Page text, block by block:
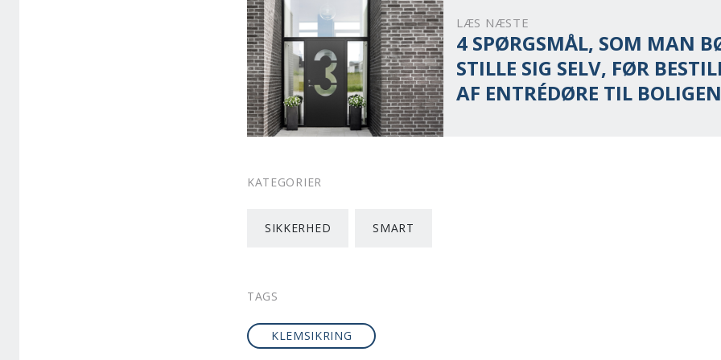
LÆS NÆSTE
4 SPØRGSMÅL, SOM MAN
STILLE SIG SELV, FØR
AF ENTRÉDØRE TIL BOLIGEN
KATEGORIER
SIKKERHED SMART
TAGS
KLEMSIKRING